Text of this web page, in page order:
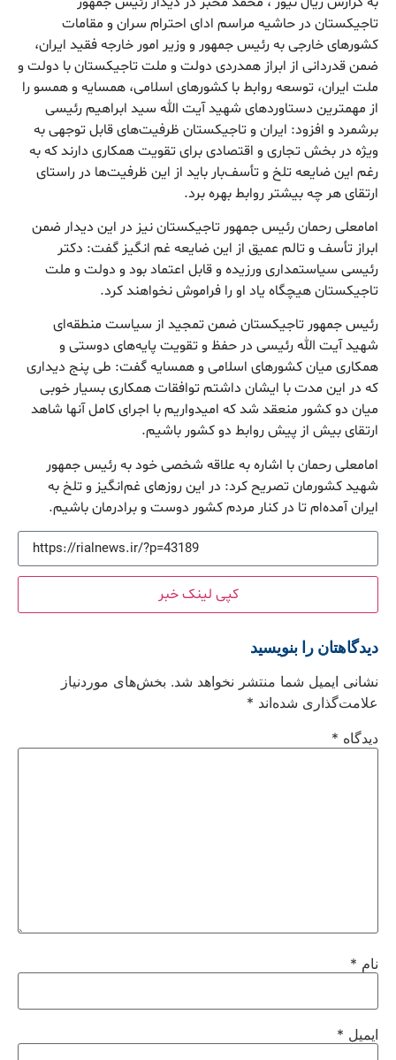
تاجیکستان در حاشیه مراسم ادای احترام سران و مقامات
کشورهای خارجی به رئیس جمهور و وزیر امور خارجه فقید ایران،
ضمن قدردانی از ابراز همدردی دولت و ملت تاجیکستان با دولت و
ملت ایران، توسعه روابط با کشورهای اسلامی، همسایه و همسو را
از مهمترین دستاوردهای شهید آیت الله سید ابراهیم رئیسی
برشمرد و افزود: ایران و تاجیکستان ظرفیت‌های قابل توجهی به
ویژه در بخش تجاری و اقتصادی برای تقویت همکاری دارند که به
رغم این ضایعه تلخ و تأسف‌بار باید از این ظرفیت‌ها در راستای
ارتقای هر چه بیشتر روابط بهره برد.
امامعلی رحمان رئیس جمهور تاجیکستان نیز در این دیدار ضمن
ابراز تأسف و تالم عمیق از این ضایعه غم انگیز گفت: دکتر
رئیسی سیاستمداری ورزیده و قابل اعتماد بود و دولت و ملت
تاجیکستان هیچگاه یاد او را فراموش نخواهند کرد.
رئیس جمهور تاجیکستان ضمن تمجید از سیاست منطقه‌ای
شهید آیت الله رئیسی در حفظ و تقویت پایه‌های دوستی و
همکاری میان کشورهای اسلامی و همسایه گفت: طی پنج دیداری
که در این مدت با ایشان داشتم توافقات همکاری بسیار خوبی
میان دو کشور منعقد شد که امیدواریم با اجرای کامل آنها شاهد
ارتقای بیش از پیش روابط دو کشور باشیم.
امامعلی رحمان با اشاره به علاقه شخصی خود به رئیس جمهور
شهید کشورمان تصریح کرد: در این روزهای غم‌انگیز و تلخ به
ایران آمده‌ام تا در کنار مردم کشور دوست و برادرمان باشیم.
کپی لینک خبر
دیدگاهتان را بنویسید
نشانی ایمیل شما منتشر نخواهد شد. بخش‌های موردنیاز
علامت‌گذاری شده‌اند *
دیدگاه *
نام *
ایمیل *